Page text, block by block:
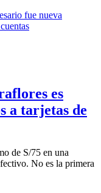
es
a tarjetas de
de S/75 en una
No es la primera